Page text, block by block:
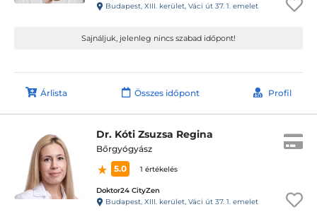
Budapest, XIII. kerület, Váci út 37. 1. emelet
Sajnáljuk, jelenleg nincs szabad időpont!
Árlista Összes időpont Profil
Dr. Kóti Zsuzsa Regina
Bőrgyógyász
5.0
1 értékelés
Doktor24 CityZen
Budapest, XIII. kerület, Váci út 37. 1. emelet